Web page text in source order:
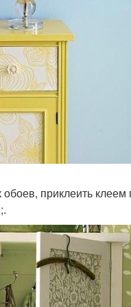
приклеить